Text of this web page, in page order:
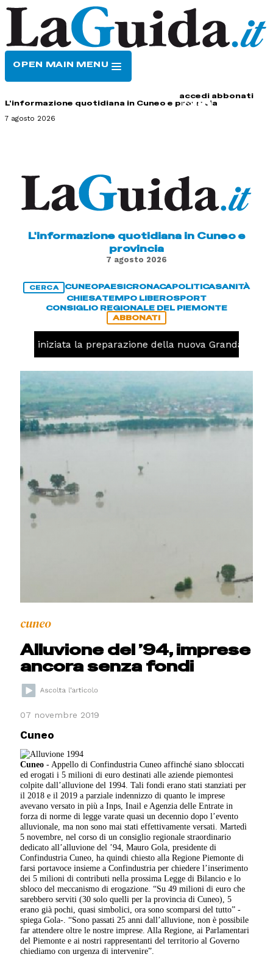
OPEN MAIN MENU
accedi abbonati
L'informazione quotidiana in Cuneo e provincia
7 agosto 2026
L'informazione quotidiana in Cuneo e
provincia
7 agosto 2026
CERCA CUNEOPAESICRONACAPOLITICASANITÀ
CHIESATEMPO LIBEROSPORT
CONSIGLIO REGIONALE DEL PIEMONTE
ABBONATI
iniziata la preparazione della nuova Granda Volley
cuneo
Alluvione del ’94, imprese
ancora senza fondi
07 novembre 2019
Cuneo
Cuneo - Appello di Confindustria Cuneo affinché siano sbloccati
ed erogati i 5 milioni di euro destinati alle aziende piemontesi
colpite dall’alluvione del 1994. Tali fondi erano stati stanziati per
il 2018 e il 2019 a parziale indennizzo di quanto le imprese
avevano versato in più a Inps, Inail e Agenzia delle Entrate in
forza di norme di legge varate quasi un decennio dopo l’evento
alluvionale, ma non sono mai stati effettivamente versati. Martedì
5 novembre, nel corso di un consiglio regionale straordinario
dedicato all’alluvione del ’94, Mauro Gola, presidente di
Confindustria Cuneo, ha quindi chiesto alla Regione Piemonte di
farsi portavoce insieme a Confindustria per chiedere l’inserimento
dei 5 milioni di contributi nella prossima Legge di Bilancio e lo
sbloco del meccanismo di erogazione. “Su 49 milioni di euro che
sarebbero serviti (30 solo quelli per la provincia di Cuneo), 5
erano già pochi, quasi simbolici, ora sono scomparsi del tutto” -
spiega Gola-. “Sono passati 25 anni dall’alluvione, non è possibile
far attendere oltre le nostre imprese. Alla Regione, ai Parlamentari
del Piemonte e ai nostri rappresentanti del territorio al Governo
chiediamo con urgenza di intervenire”.